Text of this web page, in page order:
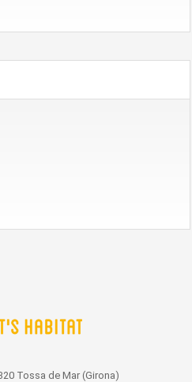
Tossa de Mar (Girona)